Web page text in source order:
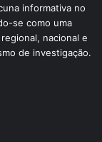
informativa no
se como uma
nacional e
de investigação.